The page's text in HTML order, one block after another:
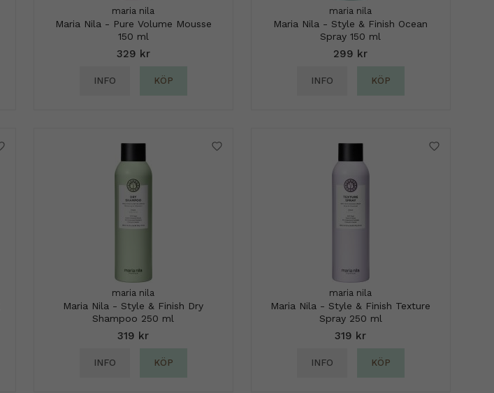
maria nila
Maria Nila - Pure Volume Mousse
150 ml
329 kr
INFO KÖP
maria nila
Maria Nila - Style & Finish Ocean
Spray 150 ml
299 kr
INFO KÖP
maria nila
Maria Nila - Style & Finish Dry
Shampoo 250 ml
319 kr
INFO KÖP
maria nila
Maria Nila - Style & Finish Texture
Spray 250 ml
319 kr
INFO KÖP